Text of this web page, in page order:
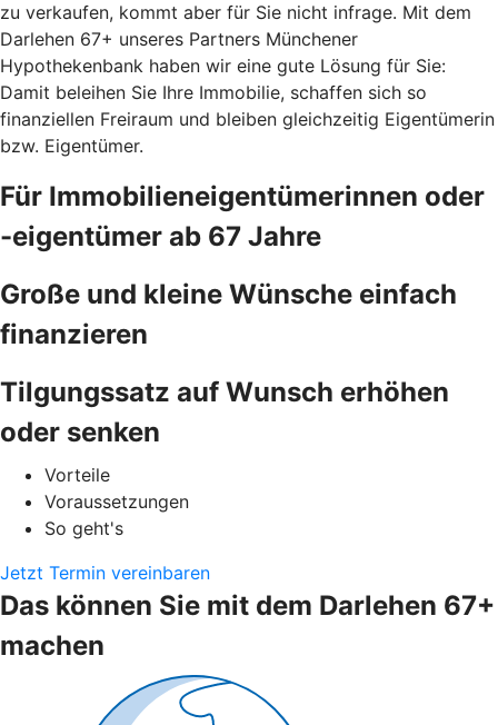
zu verkaufen, kommt aber für Sie nicht infrage. Mit dem
Darlehen 67+ unseres Partners Münchener
Hypothekenbank haben wir eine gute Lösung für Sie:
Damit beleihen Sie Ihre Immobilie, schaffen sich so
finanziellen Freiraum und bleiben gleichzeitig Eigentümerin
bzw. Eigentümer.
Für Immobilieneigentümerinnen oder
-eigentümer ab 67 Jahre
Große und kleine Wünsche einfach
finanzieren
Tilgungssatz auf Wunsch erhöhen
oder senken
Vorteile
Voraussetzungen
So geht's
Jetzt Termin vereinbaren
Das können Sie mit dem Darlehen 67+
machen